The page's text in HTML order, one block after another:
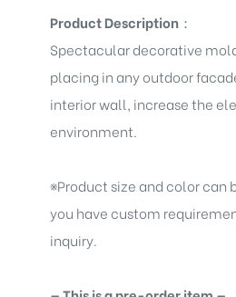
Product Description ：
Spectacular decorative
placing in any outdoor
interior wall, increase the
environment.
※Product size and color can
you have custom
inquiry.